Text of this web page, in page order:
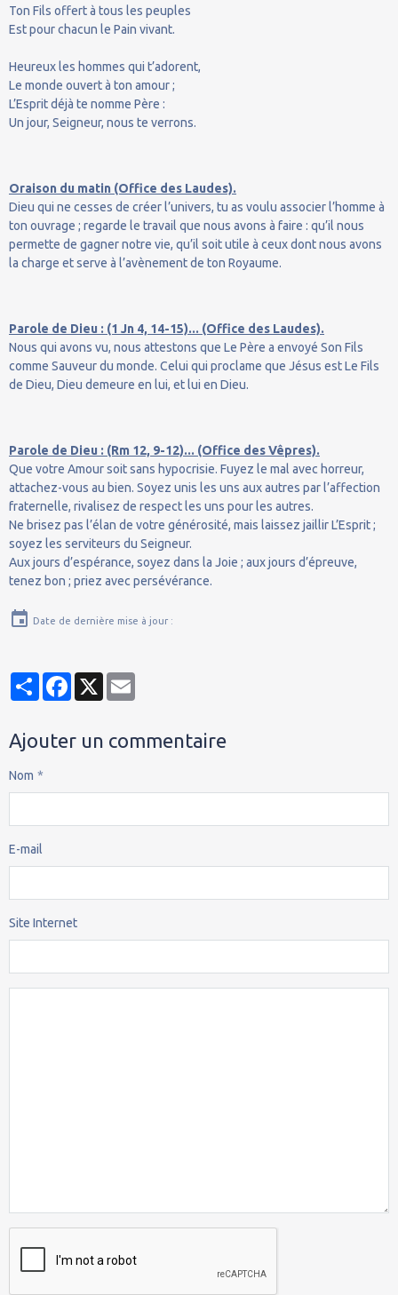
Ton Fils offert à tous les peuples
Est pour chacun le Pain vivant.
Heureux les hommes qui t’adorent,
Le monde ouvert à ton amour ;
L’Esprit déjà te nomme Père :
Un jour, Seigneur, nous te verrons.
Oraison du matin (Office des Laudes).
Dieu qui ne cesses de créer l’univers, tu as voulu associer l’homme à
ton ouvrage ; regarde le travail que nous avons à faire : qu’il nous
permette de gagner notre vie, qu’il soit utile à ceux dont nous avons
la charge et serve à l’avènement de ton Royaume.
Parole de Dieu : (1 Jn 4, 14-15)... (Office des Laudes).
Nous qui avons vu, nous attestons que Le Père a envoyé Son Fils
comme Sauveur du monde. Celui qui proclame que Jésus est Le Fils
de Dieu, Dieu demeure en lui, et lui en Dieu.
Parole de Dieu : (Rm 12, 9-12)... (Office des Vêpres).
Que votre Amour soit sans hypocrisie. Fuyez le mal avec horreur,
attachez-vous au bien. Soyez unis les uns aux autres par l’affection
fraternelle, rivalisez de respect les uns pour les autres.
Ne brisez pas l’élan de votre générosité, mais laissez jaillir L’Esprit ;
soyez les serviteurs du Seigneur.
Aux jours d’espérance, soyez dans la Joie ; aux jours d’épreuve,
tenez bon ; priez avec persévérance.
Date de dernière mise à jour :
PartagerFacebook
X
Ajouter un commentaire
Nom
E-mail
Site Internet